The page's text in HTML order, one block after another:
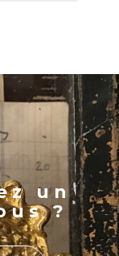
un
?